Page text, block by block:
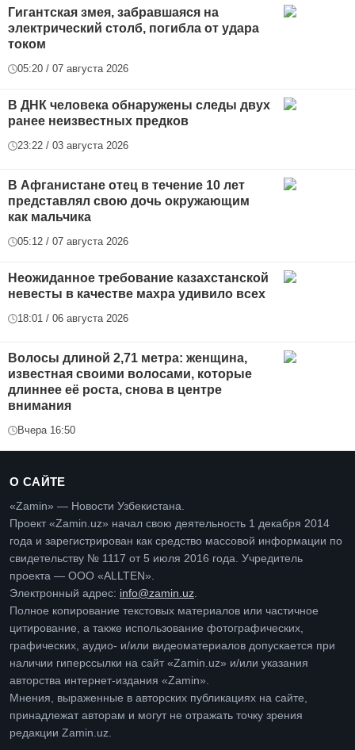
Гигантская змея, забравшаяся на
электрический столб, погибла от удара
током
05:20 / 07 августа 2026
В ДНК человека обнаружены следы двух
ранее неизвестных предков
23:22 / 03 августа 2026
В Афганистане отец в течение 10 лет
представлял свою дочь окружающим
как мальчика
05:12 / 07 августа 2026
Неожиданное требование казахстанской
невесты в качестве махра удивило всех
18:01 / 06 августа 2026
Волосы длиной 2,71 метра: женщина,
известная своими волосами, которые
длиннее её роста, снова в центре
внимания
Вчера 16:50
О САЙТЕ
«Zamin» — Новости Узбекистана.
Проект «Zamin.uz» начал свою деятельность 1 декабря 2014
года и зарегистрирован как средство массовой информации по
свидетельству № 1117 от 5 июля 2016 года. Учредитель
проекта — ООО «ALLTEN».
Электронный адрес: info@zamin.uz.
Полное копирование текстовых материалов или частичное
цитирование, а также использование фотографических,
графических, аудио- и/или видеоматериалов допускается при
наличии гиперссылки на сайт «Zamin.uz» и/или указания
авторства интернет-издания «Zamin».
Мнения, выраженные в авторских публикациях на сайте,
принадлежат авторам и могут не отражать точку зрения
редакции Zamin.uz.